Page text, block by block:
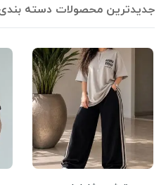
جدیدترین محصولات دسته